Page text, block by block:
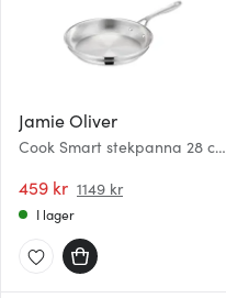
Jamie Oliver
Cook Smart stekpanna 28 cm
459 kr 1149 kr
I lager